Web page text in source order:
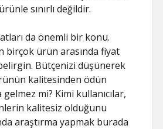
sınırlı değildir.
da önemli bir konu.
birçok ürün arasında fiyat
Bütçenizi düşünerek
kalitesinden ödün
mi? Kimi kullanıcılar,
kalitesiz olduğunu
araştırma yapmak burada